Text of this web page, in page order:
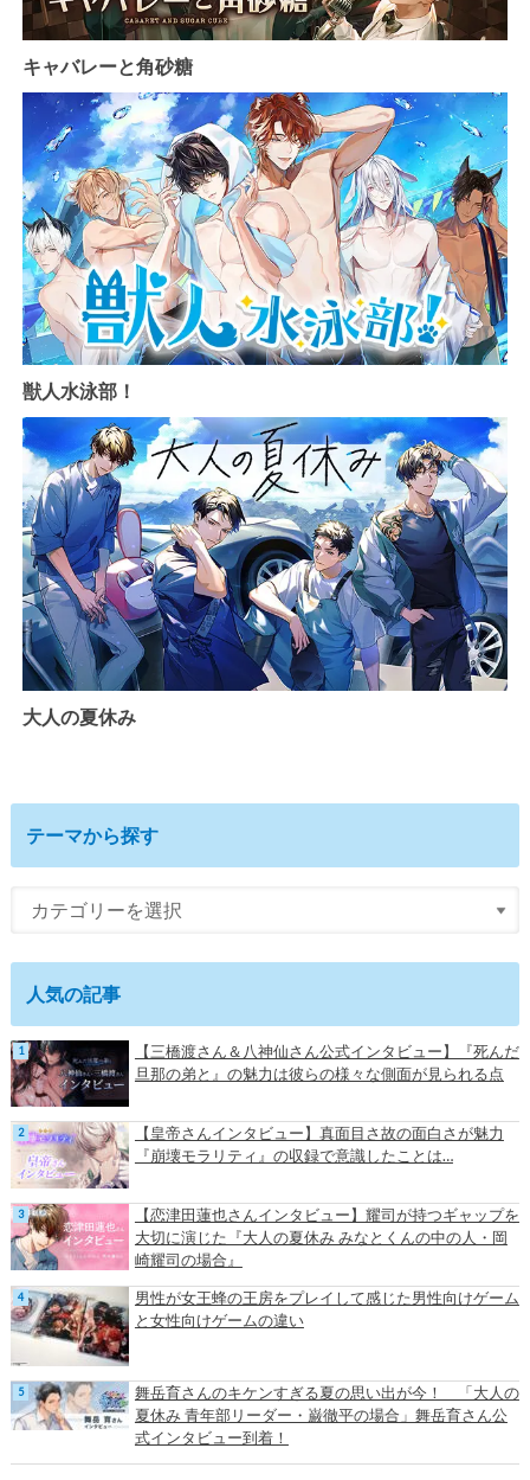
キャバレーと角砂糖
獣人水泳部！
大人の夏休み
テーマから探す
人気の記事
【三橋渡さん＆八神仙さん公式インタビュー】『死んだ
旦那の弟と』の魅力は彼らの様々な側面が見られる点
【皇帝さんインタビュー】真面目さ故の面白さが魅力
『崩壊モラリティ』の収録で意識したことは…
【恋津田蓮也さんインタビュー】耀司が持つギャップを
大切に演じた『大人の夏休み みなとくんの中の人・岡
崎耀司の場合』
男性が女王蜂の王房をプレイして感じた男性向けゲーム
と女性向けゲームの違い
舞岳育さんのキケンすぎる夏の思い出が今！ 「大人の
夏休み 青年部リーダー・巌徹平の場合」舞岳育さん公
式インタビュー到着！